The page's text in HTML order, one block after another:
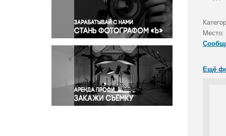
Правосудие
Происшествия и конфликты
Религия
Светская жизнь
Спорт
Экология
Экономика и бизнес
Место:
Ещё